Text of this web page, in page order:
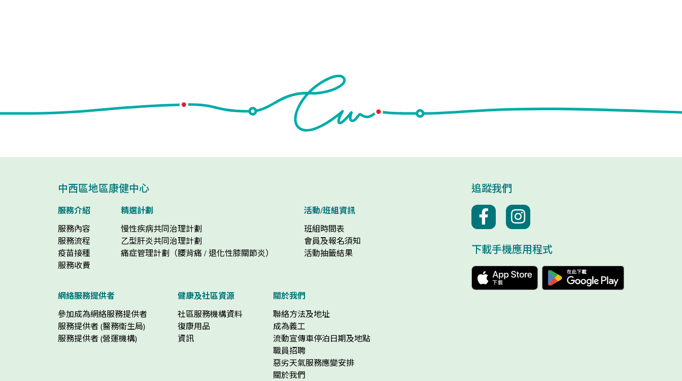
中西區地區康健中心
服務介紹
服務內容
服務流程
疫苗接種
服務收費
精選計劃
慢性疾病共同治理計劃
乙型肝炎共同治理計劃
痛症管理計劃（腰背痛 / 退化性膝關節炎）
活動/班組資訊
班組時間表
會員及報名須知
活動抽籤結果
網絡服務提供者
參加成為網絡服務提供者
服務提供者 (醫務衞生局)
服務提供者 (營運機構)
健康及社區資源
社區服務機構資料
復康用品
資訊
關於我們
聯絡方法及地址
成為義工
流動宣傳車停泊日期及地點
職員招聘
惡劣天氣服務應變安排
關於我們
追蹤我們
下載手機應用程式